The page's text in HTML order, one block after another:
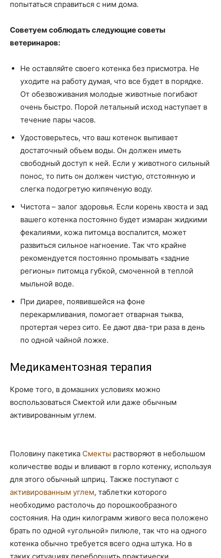
попытаться справиться с ним дома.
Советуем соблюдать следующие советы
ветеринаров:
Не оставляйте своего котенка без присмотра. Не
уходите на работу думая, что все будет в порядке.
От обезвоживания молодые животные погибают
очень быстро. Порой летальный исход наступает в
течение пары часов.
Удостоверьтесь, что ваш котенок выпивает
достаточный объем воды. Он должен иметь
свободный доступ к ней. Если у животного сильный
понос, то пить он должен чистую, отстоянную и
слегка подогретую кипяченую воду.
Чистота – залог здоровья. Если корень хвоста и зад
вашего котенка постоянно будет измаран жидкими
фекалиями, кожа питомца воспалится, может
развиться сильное нагноение. Так что крайне
рекомендуется постоянно промывать «задние
регионы» питомца губкой, смоченной в теплой
мыльной воде.
При диарее, появившейся на фоне
перекармливания, помогает отварная тыква,
протертая через сито. Ее дают два-три раза в день
по одной чайной ложке.
Медикаментозная терапия
Кроме того, в домашних условиях можно
воспользоваться Смектой или даже обычным
активированным углем.
Половину пакетика Смекты растворяют в небольшом
количестве воды и вливают в горло котенку, используя
для этого обычный шприц. Также поступают с
активированным углем, таблетки которого
необходимо растолочь до порошкообразного
состояния. На один килограмм живого веса положено
брать по одной «угольной» пилюле, так что на одного
котенка обычно требуется всего одна штука. Но в